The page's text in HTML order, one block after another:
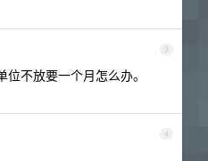
3
不放要一个月怎么办。
4